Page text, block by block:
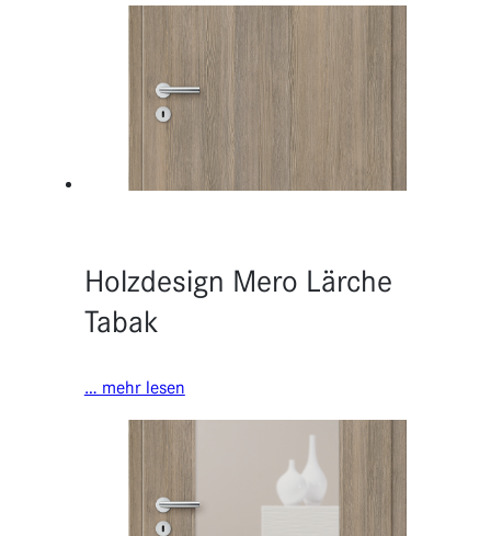
Holzdesign Mero Lärche
Tabak
… mehr lesen